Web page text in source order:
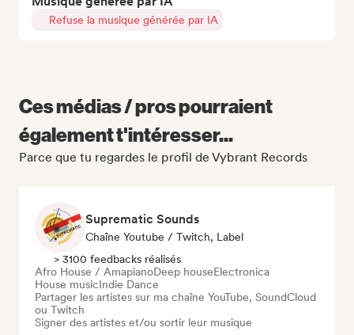
Refuse la musique générée par IA
Ces médias / pros pourraient
également t'intéresser...
Parce que tu regardes le profil de Vybrant Records
Suprematic Sounds
Chaîne Youtube / Twitch, Label
> 3100 feedbacks réalisés
Afro House / AmapianoDeep houseElectronica
House musicIndie Dance
Partager les artistes sur ma chaîne YouTube, SoundCloud
ou Twitch
Signer des artistes et/ou sortir leur musique